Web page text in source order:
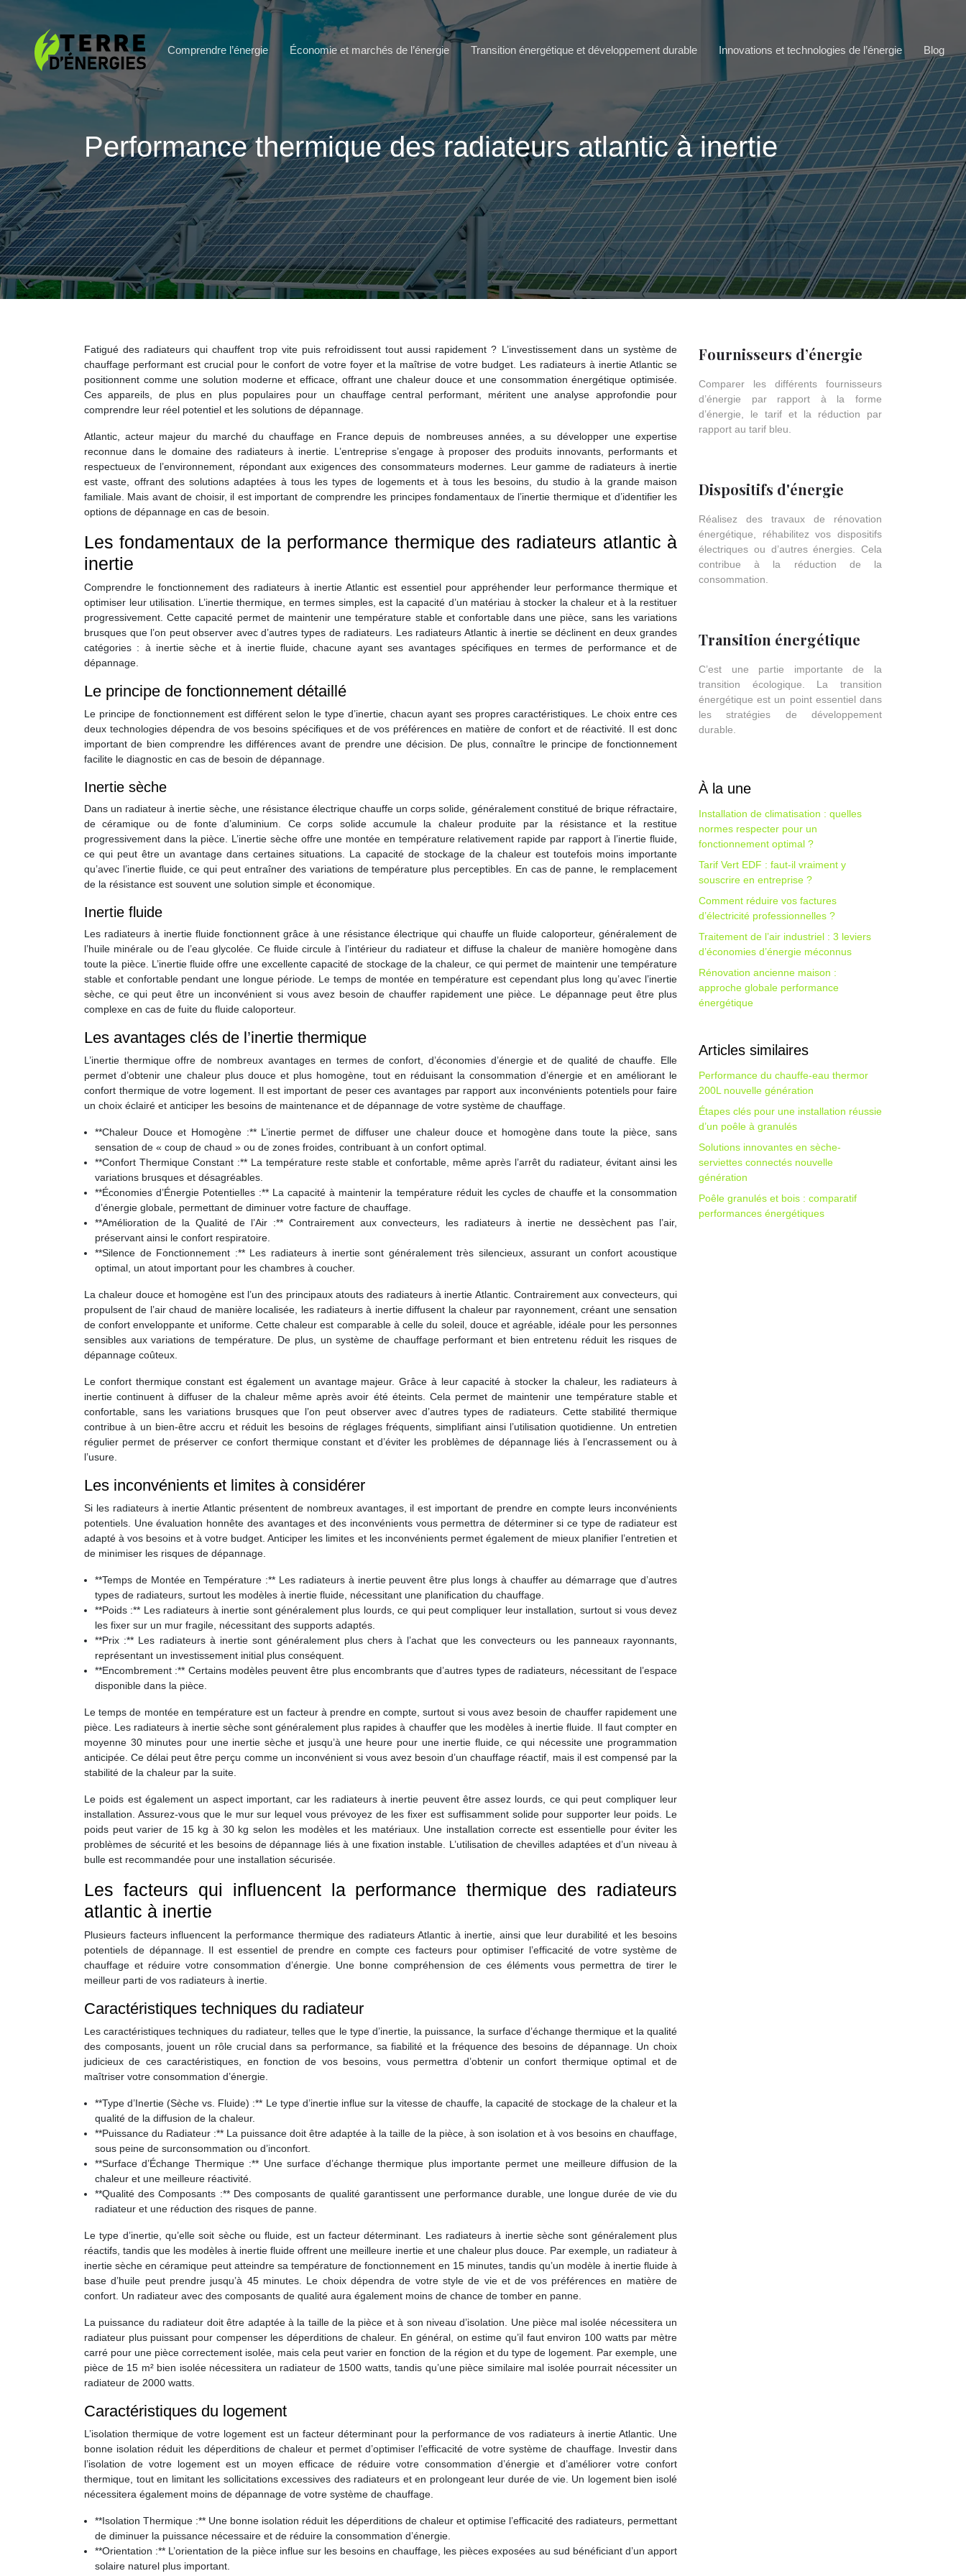
Comprendre l’énergie Économie et marchés de l’énergie Transition énergétique et développement durable Innovations et technologies de l’énergie Blog
Performance thermique des radiateurs atlantic à inertie
Fatigué des radiateurs qui chauffent trop vite puis refroidissent tout aussi rapidement ? L’investissement dans un système de
chauffage performant est crucial pour le confort de votre foyer et la maîtrise de votre budget. Les radiateurs à inertie Atlantic se
positionnent comme une solution moderne et efficace, offrant une chaleur douce et une consommation énergétique optimisée.
Ces appareils, de plus en plus populaires pour un chauffage central performant, méritent une analyse approfondie pour
comprendre leur réel potentiel et les solutions de dépannage.
Atlantic, acteur majeur du marché du chauffage en France depuis de nombreuses années, a su développer une expertise
reconnue dans le domaine des radiateurs à inertie. L’entreprise s’engage à proposer des produits innovants, performants et
respectueux de l’environnement, répondant aux exigences des consommateurs modernes. Leur gamme de radiateurs à inertie
est vaste, offrant des solutions adaptées à tous les types de logements et à tous les besoins, du studio à la grande maison
familiale. Mais avant de choisir, il est important de comprendre les principes fondamentaux de l’inertie thermique et d’identifier les
options de dépannage en cas de besoin.
Les fondamentaux de la performance thermique des radiateurs atlantic à
inertie
Comprendre le fonctionnement des radiateurs à inertie Atlantic est essentiel pour appréhender leur performance thermique et
optimiser leur utilisation. L’inertie thermique, en termes simples, est la capacité d’un matériau à stocker la chaleur et à la restituer
progressivement. Cette capacité permet de maintenir une température stable et confortable dans une pièce, sans les variations
brusques que l’on peut observer avec d’autres types de radiateurs. Les radiateurs Atlantic à inertie se déclinent en deux grandes
catégories : à inertie sèche et à inertie fluide, chacune ayant ses avantages spécifiques en termes de performance et de
dépannage.
Le principe de fonctionnement détaillé
Le principe de fonctionnement est différent selon le type d’inertie, chacun ayant ses propres caractéristiques. Le choix entre ces
deux technologies dépendra de vos besoins spécifiques et de vos préférences en matière de confort et de réactivité. Il est donc
important de bien comprendre les différences avant de prendre une décision. De plus, connaître le principe de fonctionnement
facilite le diagnostic en cas de besoin de dépannage.
Inertie sèche
Dans un radiateur à inertie sèche, une résistance électrique chauffe un corps solide, généralement constitué de brique réfractaire,
de céramique ou de fonte d’aluminium. Ce corps solide accumule la chaleur produite par la résistance et la restitue
progressivement dans la pièce. L’inertie sèche offre une montée en température relativement rapide par rapport à l’inertie fluide,
ce qui peut être un avantage dans certaines situations. La capacité de stockage de la chaleur est toutefois moins importante
qu’avec l’inertie fluide, ce qui peut entraîner des variations de température plus perceptibles. En cas de panne, le remplacement
de la résistance est souvent une solution simple et économique.
Inertie fluide
Les radiateurs à inertie fluide fonctionnent grâce à une résistance électrique qui chauffe un fluide caloporteur, généralement de
l’huile minérale ou de l’eau glycolée. Ce fluide circule à l’intérieur du radiateur et diffuse la chaleur de manière homogène dans
toute la pièce. L’inertie fluide offre une excellente capacité de stockage de la chaleur, ce qui permet de maintenir une température
stable et confortable pendant une longue période. Le temps de montée en température est cependant plus long qu’avec l’inertie
sèche, ce qui peut être un inconvénient si vous avez besoin de chauffer rapidement une pièce. Le dépannage peut être plus
complexe en cas de fuite du fluide caloporteur.
Les avantages clés de l’inertie thermique
L’inertie thermique offre de nombreux avantages en termes de confort, d’économies d’énergie et de qualité de chauffe. Elle
permet d’obtenir une chaleur plus douce et plus homogène, tout en réduisant la consommation d’énergie et en améliorant le
confort thermique de votre logement. Il est important de peser ces avantages par rapport aux inconvénients potentiels pour faire
un choix éclairé et anticiper les besoins de maintenance et de dépannage de votre système de chauffage.
**Chaleur Douce et Homogène :** L’inertie permet de diffuser une chaleur douce et homogène dans toute la pièce, sans
sensation de « coup de chaud » ou de zones froides, contribuant à un confort optimal.
**Confort Thermique Constant :** La température reste stable et confortable, même après l’arrêt du radiateur, évitant ainsi les
variations brusques et désagréables.
**Économies d’Énergie Potentielles :** La capacité à maintenir la température réduit les cycles de chauffe et la consommation
d’énergie globale, permettant de diminuer votre facture de chauffage.
**Amélioration de la Qualité de l’Air :** Contrairement aux convecteurs, les radiateurs à inertie ne dessèchent pas l’air,
préservant ainsi le confort respiratoire.
**Silence de Fonctionnement :** Les radiateurs à inertie sont généralement très silencieux, assurant un confort acoustique
optimal, un atout important pour les chambres à coucher.
La chaleur douce et homogène est l’un des principaux atouts des radiateurs à inertie Atlantic. Contrairement aux convecteurs, qui
propulsent de l’air chaud de manière localisée, les radiateurs à inertie diffusent la chaleur par rayonnement, créant une sensation
de confort enveloppante et uniforme. Cette chaleur est comparable à celle du soleil, douce et agréable, idéale pour les personnes
sensibles aux variations de température. De plus, un système de chauffage performant et bien entretenu réduit les risques de
dépannage coûteux.
Le confort thermique constant est également un avantage majeur. Grâce à leur capacité à stocker la chaleur, les radiateurs à
inertie continuent à diffuser de la chaleur même après avoir été éteints. Cela permet de maintenir une température stable et
confortable, sans les variations brusques que l’on peut observer avec d’autres types de radiateurs. Cette stabilité thermique
contribue à un bien-être accru et réduit les besoins de réglages fréquents, simplifiant ainsi l’utilisation quotidienne. Un entretien
régulier permet de préserver ce confort thermique constant et d’éviter les problèmes de dépannage liés à l’encrassement ou à
l’usure.
Les inconvénients et limites à considérer
Si les radiateurs à inertie Atlantic présentent de nombreux avantages, il est important de prendre en compte leurs inconvénients
potentiels. Une évaluation honnête des avantages et des inconvénients vous permettra de déterminer si ce type de radiateur est
adapté à vos besoins et à votre budget. Anticiper les limites et les inconvénients permet également de mieux planifier l’entretien et
de minimiser les risques de dépannage.
**Temps de Montée en Température :** Les radiateurs à inertie peuvent être plus longs à chauffer au démarrage que d’autres
types de radiateurs, surtout les modèles à inertie fluide, nécessitant une planification du chauffage.
**Poids :** Les radiateurs à inertie sont généralement plus lourds, ce qui peut compliquer leur installation, surtout si vous devez
les fixer sur un mur fragile, nécessitant des supports adaptés.
**Prix :** Les radiateurs à inertie sont généralement plus chers à l’achat que les convecteurs ou les panneaux rayonnants,
représentant un investissement initial plus conséquent.
**Encombrement :** Certains modèles peuvent être plus encombrants que d’autres types de radiateurs, nécessitant de l’espace
disponible dans la pièce.
Le temps de montée en température est un facteur à prendre en compte, surtout si vous avez besoin de chauffer rapidement une
pièce. Les radiateurs à inertie sèche sont généralement plus rapides à chauffer que les modèles à inertie fluide. Il faut compter en
moyenne 30 minutes pour une inertie sèche et jusqu’à une heure pour une inertie fluide, ce qui nécessite une programmation
anticipée. Ce délai peut être perçu comme un inconvénient si vous avez besoin d’un chauffage réactif, mais il est compensé par la
stabilité de la chaleur par la suite.
Le poids est également un aspect important, car les radiateurs à inertie peuvent être assez lourds, ce qui peut compliquer leur
installation. Assurez-vous que le mur sur lequel vous prévoyez de les fixer est suffisamment solide pour supporter leur poids. Le
poids peut varier de 15 kg à 30 kg selon les modèles et les matériaux. Une installation correcte est essentielle pour éviter les
problèmes de sécurité et les besoins de dépannage liés à une fixation instable. L’utilisation de chevilles adaptées et d’un niveau à
bulle est recommandée pour une installation sécurisée.
Les facteurs qui influencent la performance thermique des radiateurs
atlantic à inertie
Plusieurs facteurs influencent la performance thermique des radiateurs Atlantic à inertie, ainsi que leur durabilité et les besoins
potentiels de dépannage. Il est essentiel de prendre en compte ces facteurs pour optimiser l’efficacité de votre système de
chauffage et réduire votre consommation d’énergie. Une bonne compréhension de ces éléments vous permettra de tirer le
meilleur parti de vos radiateurs à inertie.
Caractéristiques techniques du radiateur
Les caractéristiques techniques du radiateur, telles que le type d’inertie, la puissance, la surface d’échange thermique et la qualité
des composants, jouent un rôle crucial dans sa performance, sa fiabilité et la fréquence des besoins de dépannage. Un choix
judicieux de ces caractéristiques, en fonction de vos besoins, vous permettra d’obtenir un confort thermique optimal et de
maîtriser votre consommation d’énergie.
**Type d’Inertie (Sèche vs. Fluide) :** Le type d’inertie influe sur la vitesse de chauffe, la capacité de stockage de la chaleur et la
qualité de la diffusion de la chaleur.
**Puissance du Radiateur :** La puissance doit être adaptée à la taille de la pièce, à son isolation et à vos besoins en chauffage,
sous peine de surconsommation ou d’inconfort.
**Surface d’Échange Thermique :** Une surface d’échange thermique plus importante permet une meilleure diffusion de la
chaleur et une meilleure réactivité.
**Qualité des Composants :** Des composants de qualité garantissent une performance durable, une longue durée de vie du
radiateur et une réduction des risques de panne.
Le type d’inertie, qu’elle soit sèche ou fluide, est un facteur déterminant. Les radiateurs à inertie sèche sont généralement plus
réactifs, tandis que les modèles à inertie fluide offrent une meilleure inertie et une chaleur plus douce. Par exemple, un radiateur à
inertie sèche en céramique peut atteindre sa température de fonctionnement en 15 minutes, tandis qu’un modèle à inertie fluide à
base d’huile peut prendre jusqu’à 45 minutes. Le choix dépendra de votre style de vie et de vos préférences en matière de
confort. Un radiateur avec des composants de qualité aura également moins de chance de tomber en panne.
La puissance du radiateur doit être adaptée à la taille de la pièce et à son niveau d’isolation. Une pièce mal isolée nécessitera un
radiateur plus puissant pour compenser les déperditions de chaleur. En général, on estime qu’il faut environ 100 watts par mètre
carré pour une pièce correctement isolée, mais cela peut varier en fonction de la région et du type de logement. Par exemple, une
pièce de 15 m² bien isolée nécessitera un radiateur de 1500 watts, tandis qu’une pièce similaire mal isolée pourrait nécessiter un
radiateur de 2000 watts.
Caractéristiques du logement
L’isolation thermique de votre logement est un facteur déterminant pour la performance de vos radiateurs à inertie Atlantic. Une
bonne isolation réduit les déperditions de chaleur et permet d’optimiser l’efficacité de votre système de chauffage. Investir dans
l’isolation de votre logement est un moyen efficace de réduire votre consommation d’énergie et d’améliorer votre confort
thermique, tout en limitant les sollicitations excessives des radiateurs et en prolongeant leur durée de vie. Un logement bien isolé
nécessitera également moins de dépannage de votre système de chauffage.
**Isolation Thermique :** Une bonne isolation réduit les déperditions de chaleur et optimise l’efficacité des radiateurs, permettant
de diminuer la puissance nécessaire et de réduire la consommation d’énergie.
**Orientation :** L’orientation de la pièce influe sur les besoins en chauffage, les pièces exposées au sud bénéficiant d’un apport
solaire naturel plus important.
Fournisseurs d’énergie
Comparer les différents fournisseurs
d’énergie par rapport à la forme
d’énergie, le tarif et la réduction par
rapport au tarif bleu.
Dispositifs d'énergie
Réalisez des travaux de rénovation
énergétique, réhabilitez vos dispositifs
électriques ou d’autres énergies. Cela
contribue à la réduction de la
consommation.
Transition énergétique
C’est une partie importante de la
transition écologique. La transition
énergétique est un point essentiel dans
les stratégies de développement
durable.
À la une
Installation de climatisation : quelles
normes respecter pour un
fonctionnement optimal ?
Tarif Vert EDF : faut-il vraiment y
souscrire en entreprise ?
Comment réduire vos factures
d’électricité professionnelles ?
Traitement de l’air industriel : 3 leviers
d’économies d’énergie méconnus
Rénovation ancienne maison :
approche globale performance
énergétique
Articles similaires
Performance du chauffe-eau thermor
200L nouvelle génération
Étapes clés pour une installation réussie
d’un poêle à granulés
Solutions innovantes en sèche-
serviettes connectés nouvelle
génération
Poêle granulés et bois : comparatif
performances énergétiques